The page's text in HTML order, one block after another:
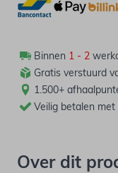
Binnen 1 - 2
Gratis verstuurd
1.500+
Veilig betalen
Over dit